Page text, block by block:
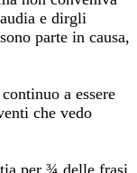
e dirgli
parte in causa,
a essere
che vedo
per ¾ delle frasi